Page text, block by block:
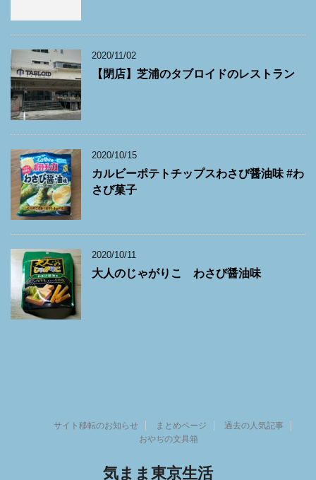
2020/11/02
【閉店】芝浦のタブロイドのレストラン
2020/10/15
カルビーポテトチップスわさび醤油味 #わ
さび菓子
2020/10/11
大人のじゃがりこ わさび醤油味
サイト移転のお知らせ まとめページ
過去の人気記事
おやぢの文具箱
気まま東京生活